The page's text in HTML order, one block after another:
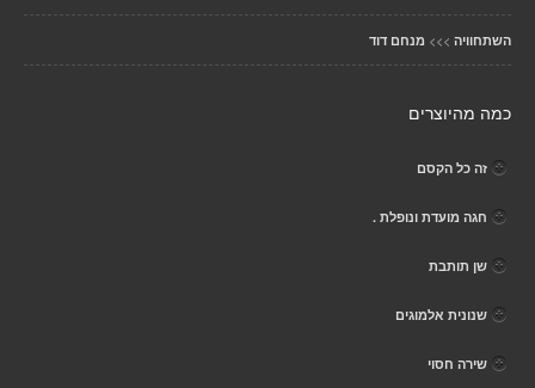
השתחוויה >>> מנחם דוד
כמה מהיוצרים
זה כל הקסם
חגה מועדת ונופלת .
שן תותבת
שנונית אלמוגים
שירה חסוי